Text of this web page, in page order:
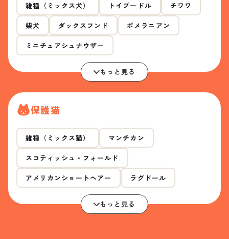
雑種（ミックス犬） トイプードル チワワ
柴犬 ダックスフンド ポメラニアン
ミニチュアシュナウザー
もっと見る
保護猫
雑種（ミックス猫） マンチカン
スコティッシュ・フォールド
アメリカンショートヘアー ラグドール
もっと見る